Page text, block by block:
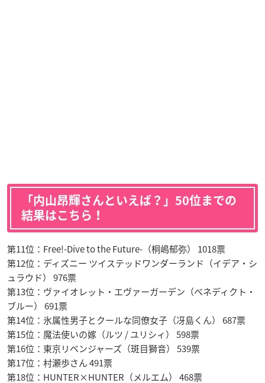
「内山昂輝さんといえば？」50位までの
結果はこちら！
第11位：Free!-Dive to the Future-（桐嶋郁弥） 1018票
第12位：ディズニー ツイステッドワンダーランド（イデア・シ
ュラウド） 976票
第13位：ヴァイオレット・エヴァーガーデン（べネディクト・
ブルー） 691票
第14位：氷属性男子とクールな同僚女子（冴島くん） 687票
第15位：魔法使いの嫁（ルツ / ユリシィ） 598票
第16位：東京リベンジャーズ（斑目獅音） 539票
第17位：村瀬歩さん 491票
第18位：HUNTER×HUNTER（メルエム） 468票